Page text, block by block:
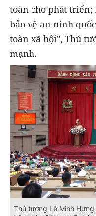
toàn cho phát
bảo vệ an ninh
toàn xã hội", Thủ
mạnh.
Thủ tướng Lê Minh